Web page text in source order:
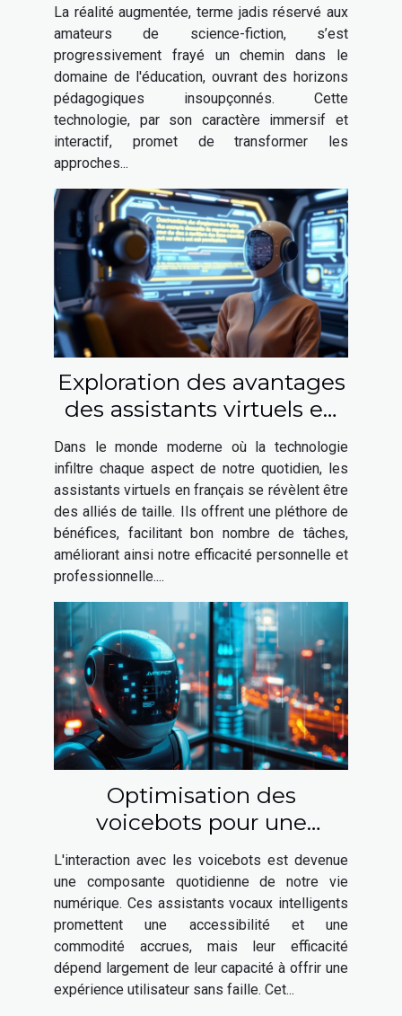
enseignants
La réalité augmentée, terme jadis réservé aux
amateurs de science-fiction, s’est
progressivement frayé un chemin dans le
domaine de l'éducation, ouvrant des horizons
pédagogiques insoupçonnés. Cette
technologie, par son caractère immersif et
interactif, promet de transformer les
approches...
Exploration des avantages
des assistants virtuels en
français
Dans le monde moderne où la technologie
infiltre chaque aspect de notre quotidien, les
assistants virtuels en français se révèlent être
des alliés de taille. Ils offrent une pléthore de
bénéfices, facilitant bon nombre de tâches,
améliorant ainsi notre efficacité personnelle et
professionnelle....
Optimisation des
voicebots pour une
meilleure expérience
utilisateur
L'interaction avec les voicebots est devenue
une composante quotidienne de notre vie
numérique. Ces assistants vocaux intelligents
promettent une accessibilité et une
commodité accrues, mais leur efficacité
dépend largement de leur capacité à offrir une
expérience utilisateur sans faille. Cet...